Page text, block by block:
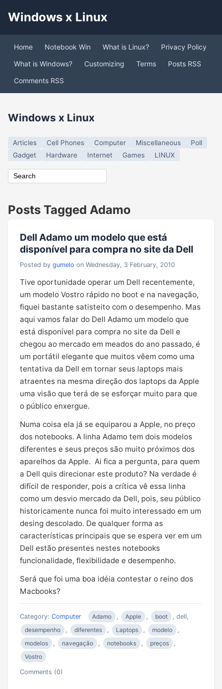
Windows x Linux
Home Notebook Win What is Linux?
Privacy Policy
What is Windows?
Customizing Terms
Posts RSS
Comments RSS
Windows x Linux
Articles Cell Phones Computer Miscellaneous
Poll
Gadget
Hardware Internet Games LINUX
Posts Tagged Adamo
Dell Adamo um modelo que está
disponível para compra no site da Dell
Posted by gumelo on Wednesday, 3 February, 2010
Tive oportunidade operar um Dell recentemente,
um modelo Vostro rápido no boot e na navegação,
fiquei bastante satisteito com o desempenho. Mas
aqui vamos falar do Dell Adamo um modelo que
está disponível para compra no site da Dell e
chegou ao mercado em meados do ano passado, é
um portátil elegante que muitos vêem como uma
tentativa da Dell em tornar seus laptops mais
atraentes na mesma direção dos laptops da Apple
uma visão que terá de se esforçar muito para que
o público enxergue.
Numa coisa ela já se equiparou a Apple, no preço
dos notebooks. A linha Adamo tem dois modelos
diferentes e seus preços são muito próximos dos
aparelhos da Apple. Ai fica a pergunta, para quem
a Dell quis direcionar este produto? Na verdade é
difícil de responder, pois a crítica vê essa linha
como um desvio mercado da Dell, pois, seu público
historicamente nunca foi muito interessado em um
desing descolado. De qualquer forma as
características principais que se espera ver em um
Dell estão presentes nestes notebooks
funcionalidade, flexibilidade e desempenho.
Será que foi uma boa idéia contestar o reino dos
Macbooks?
Category: Computer Adamo , Apple , boot
, dell,
desempenho
, diferentes , Laptops , modelo
,
modelos
, navegação , notebooks , preços
,
Vostro
Comments (0)